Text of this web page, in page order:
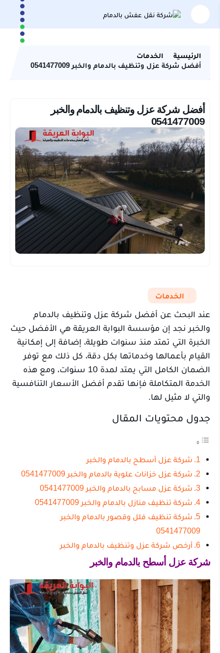
الرئيسية
الخدمات
أفضل شركة عزل وتنظيف بالدمام والخبر 0541477009
أفضل شركة عزل وتنظيف بالدمام والخبر
0541477009
الخدمات
عند البحث عن أفضل شركة عزل وتنظيف بالدمام
والخبر نجد إن مؤسسة البوابة العريقة هي الأفضل حيث
الخبرة التي تمتد منذ سنوات طويلة، إضافة إلى إمكانية
القيام بأعمالها وخدماتها بكل دقة، كل ذلك مع توفر
الضمان الكامل التي يمتد لمدة 10 سنوات، ومع هذه
الخدمة المتكاملة فإنها تقدم أفضل الأسعار التنافسية
والتي لا مثيل لها.
جدول محتويات المقال
شركة عزل أسطح بالدمام والخبر
شركة عزل خزانات علوية بالدمام والخبر 0541477009
شركة عزل مسابح بالدمام والخبر 0541477009
شركة تنظيف منازل بالدمام والخبر 0541477009
شركة تنظيف فلل وقصور بالدمام والخبر
0541477009
أرخص شركة عزل وتنظيف بالدمام والخبر
شركة عزل أسطح بالدمام والخبر